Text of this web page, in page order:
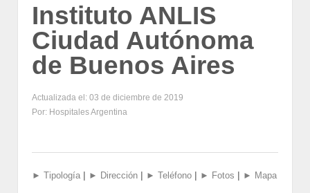
Instituto ANLIS
Ciudad Autónoma
de Buenos Aires
Actualizada el: 03 de diciembre de 2019
Por: Hospitales Argentina
► Tipología | ► Dirección | ► Teléfono | ► Fotos | ► Mapa